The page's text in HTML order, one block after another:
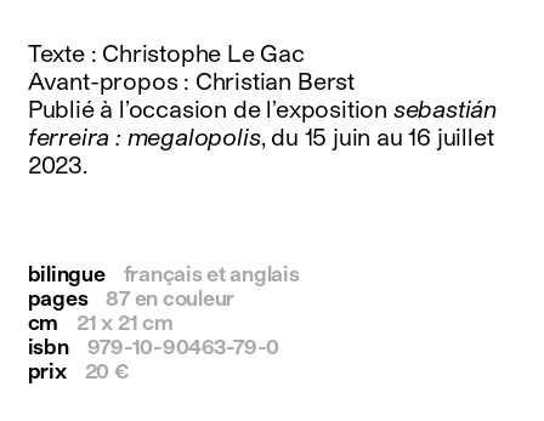
facebook
twitter
linkedin
youtube
newsletter
Texte : Christophe Le Gac
Avant-propos : Christian Berst
Publié à l’occasion de l’exposition sebastián
ferreira : megalopolis, du 15 juin au 16 juillet
2023.
bilingue
français et anglais
pages
87 en couleur
cm
21 x 21 cm
isbn
979-10-90463-79-0
prix
20 €